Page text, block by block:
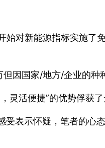
始对新能源指标实施
因国家/地方/企业的种
灵活便捷”的优势俘获
表示怀疑，笔者的心